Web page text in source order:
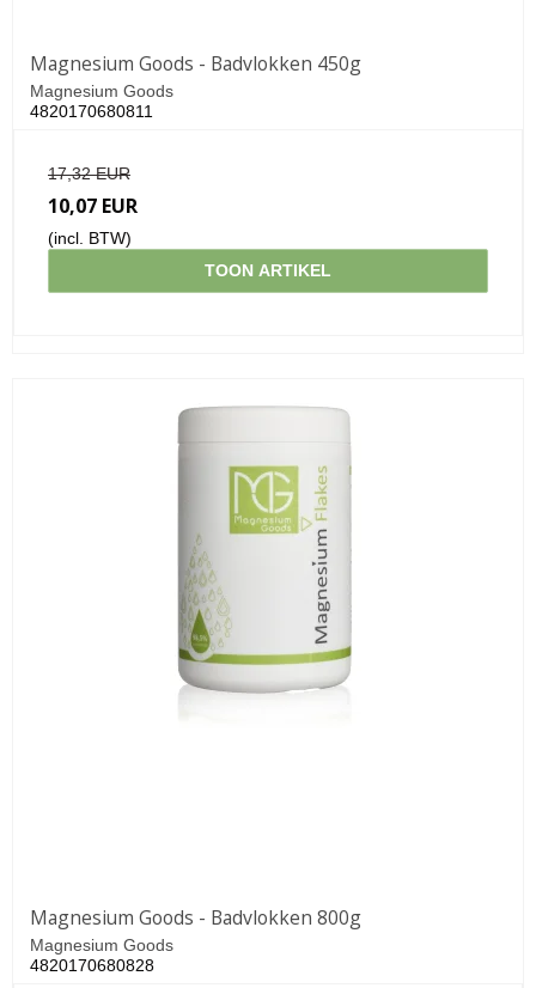
Magnesium Goods - Badvlokken 450g
Magnesium Goods
4820170680811
17,32 EUR
10,07 EUR
(incl. BTW)
TOON ARTIKEL
Magnesium Goods - Badvlokken 800g
Magnesium Goods
4820170680828